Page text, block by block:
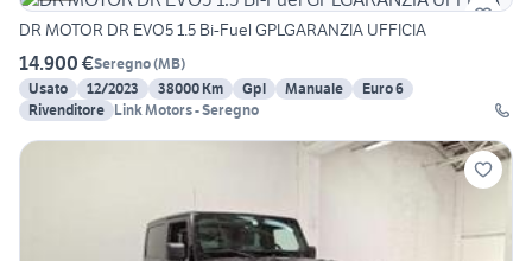
DR MOTOR DR EVO5 1.5 Bi-Fuel GPLGARANZIA UFFICIA
14.900 €Seregno(MB)
Usato
12/2023 38000 Km Gpl Manuale
Euro 6
Rivenditore Link Motors - Seregno